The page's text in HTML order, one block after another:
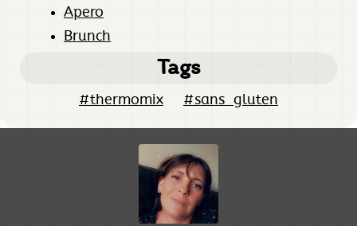
Apero
Brunch
Tags
#thermomix #sans_gluten